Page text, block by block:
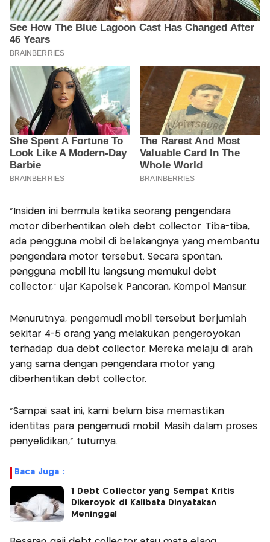
"Insiden ini bermula ketika seorang pengendara
motor diberhentikan oleh debt collector. Tiba-tiba,
ada pengguna mobil di belakangnya yang membantu
pengendara motor tersebut. Secara spontan,
pengguna mobil itu langsung memukul debt
collector," ujar Kapolsek Pancoran, Kompol Mansur.
Menurutnya, pengemudi mobil tersebut berjumlah
sekitar 4-5 orang yang melakukan pengeroyokan
terhadap dua debt collector. Mereka melaju di arah
yang sama dengan pengendara motor yang
diberhentikan debt collector.
"Sampai saat ini, kami belum bisa memastikan
identitas para pengemudi mobil. Masih dalam proses
penyelidikan," tuturnya.
Baca Juga :
1 Debt Collector yang Sempat Kritis
Dikeroyok di Kalibata Dinyatakan
Meninggal